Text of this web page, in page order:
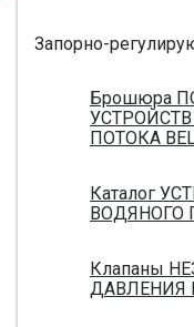
Запорно-
Брошюра
ПОТОКА
Каталог
ВОДЯНОГО
Клапаны
ДАВЛЕНИЯ